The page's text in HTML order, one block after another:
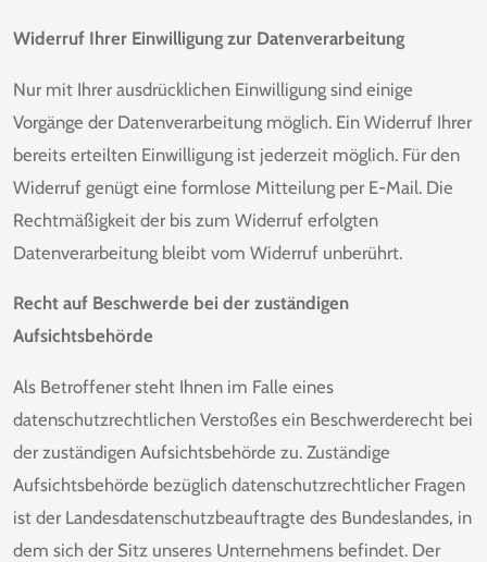
Widerruf Ihrer Einwilligung zur Datenverarbeitung
Nur mit Ihrer ausdrücklichen Einwilligung sind einige
Vorgänge der Datenverarbeitung möglich. Ein Widerruf Ihrer
bereits erteilten Einwilligung ist jederzeit möglich. Für den
Widerruf genügt eine formlose Mitteilung per E-Mail. Die
Rechtmäßigkeit der bis zum Widerruf erfolgten
Datenverarbeitung bleibt vom Widerruf unberührt.
Recht auf Beschwerde bei der zuständigen
Aufsichtsbehörde
Als Betroffener steht Ihnen im Falle eines
datenschutzrechtlichen Verstoßes ein Beschwerderecht bei
der zuständigen Aufsichtsbehörde zu. Zuständige
Aufsichtsbehörde bezüglich datenschutzrechtlicher Fragen
ist der Landesdatenschutzbeauftragte des Bundeslandes, in
dem sich der Sitz unseres Unternehmens befindet. Der